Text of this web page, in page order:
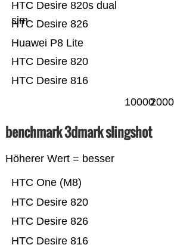
HTC Desire 816
HTC Desire 820
Huawei P8 Lite
HTC Desire 826
HTC Desire 820s dual
sim
10000
benchmark 3dmark slingshot
Höherer Wert = besser
HTC Desire 816
HTC Desire 826
HTC Desire 820
HTC One (M8)